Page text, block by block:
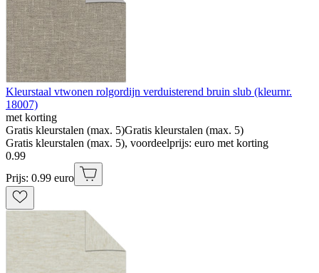
Kleurstaal vtwonen rolgordijn verduisterend bruin slub (kleurnr.
18007)
met korting
Gratis kleurstalen (max. 5)Gratis kleurstalen (max. 5)
Gratis kleurstalen (max. 5), voordeelprijs: euro met korting
0.99
Prijs: 0.99 euro